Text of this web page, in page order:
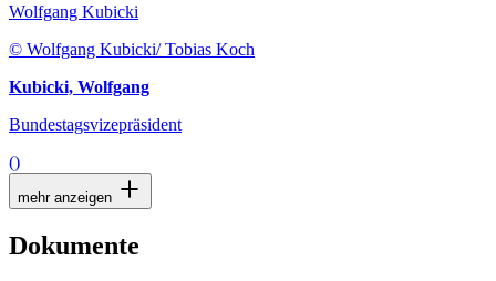
Wolfgang Kubicki
© Wolfgang Kubicki/ Tobias Koch
Kubicki, Wolfgang
Bundestagsvizepräsident
()
mehr anzeigen
Dokumente